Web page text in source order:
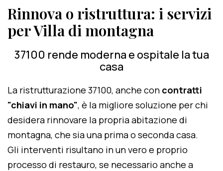
Rinnova o ristruttura: i servizi
per Villa di montagna
37100 rende moderna e ospitale la tua
casa
La ristrutturazione 37100, anche con contratti
"chiavi in mano", è la migliore soluzione per chi
desidera rinnovare la propria abitazione di
montagna, che sia una prima o seconda casa.
Gli interventi risultano in un vero e proprio
processo di restauro, se necessario anche a